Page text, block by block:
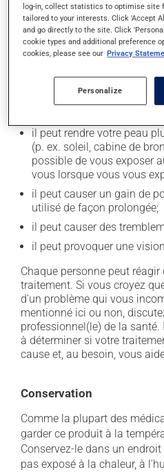
En plus de ses effets
l'occasion entraîner certains
secondaires), notamment :
- levez-vous lentement et
prendre le volant;
il peut rendre votre peau
(p. ex. soleil, cabine de
possible de vous exposer
vous lorsque vous vous
il peut causer un gain de
utilisé de façon prolongée;
il peut causer des
il peut provoquer une
Chaque personne peut
traitement. Si vous croyez
d'un problème qui vous
mentionné ici ou non,
professionnel(le) de la
à déterminer si votre
cause et, au besoin, vous
Conservation
Comme la plupart des
garder ce produit à la
Conservez-le dans un
pas exposé à la chaleur, à
log-in, collect statistics to optimise site
tailored to your interests. Click 'Accept
and go directly to the site. Click
cookie types and additional preference
cookies, please see our Privacy
Personalize